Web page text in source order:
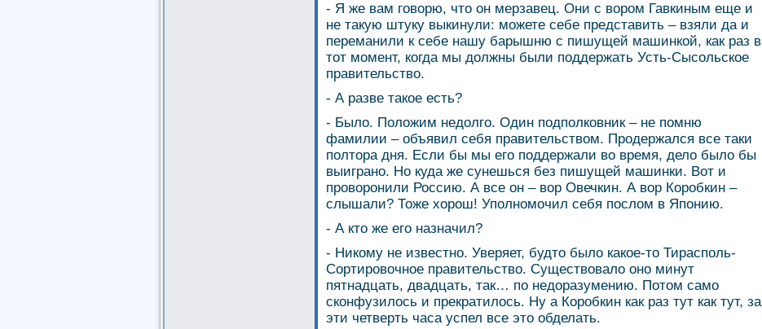
- Я же вам говорю, что он мерзавец. Они с вором Гавкиным еще и
не такую штуку выкинули: можете себе представить – взяли да и
переманили к себе нашу барышню с пишущей машинкой, как раз в
тот момент, когда мы должны были поддержать Усть-Сысольское
правительство.
- А разве такое есть?
- Было. Положим недолго. Один подполковник – не помню
фамилии – объявил себя правительством. Продержался все таки
полтора дня. Если бы мы его поддержали во время, дело было бы
выиграно. Но куда же сунешься без пишущей машинки. Вот и
проворонили Россию. А все он – вор Овечкин. А вор Коробкин –
слышали? Тоже хорош! Уполномочил себя послом в Японию.
- А кто же его назначил?
- Никому не известно. Уверяет, будто было какое-то Тирасполь-
Сортировочное правительство. Существовало оно минут
пятнадцать, двадцать, так… по недоразумению. Потом само
сконфузилось и прекратилось. Ну а Коробкин как раз тут как тут, за
эти четверть часа успел все это обделать.